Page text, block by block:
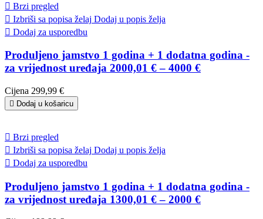
 Brzi pregled
 Izbriši sa popisa želaj Dodaj u popis želja
 Dodaj za usporedbu
Produljeno jamstvo 1 godina + 1 dodatna godina -
za vrijednost uređaja 2000,01 € – 4000 €
Cijena 299,99 €
 Dodaj u košaricu
 Brzi pregled
 Izbriši sa popisa želaj Dodaj u popis želja
 Dodaj za usporedbu
Produljeno jamstvo 1 godina + 1 dodatna godina -
za vrijednost uređaja 1300,01 € – 2000 €